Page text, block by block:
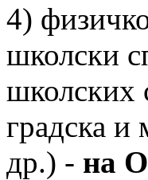
4)
школски
школских
градска и
др.) - на